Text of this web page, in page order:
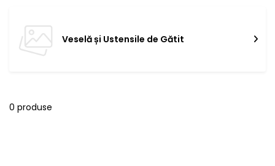
Veselă și Ustensile de Gătit
0 produse